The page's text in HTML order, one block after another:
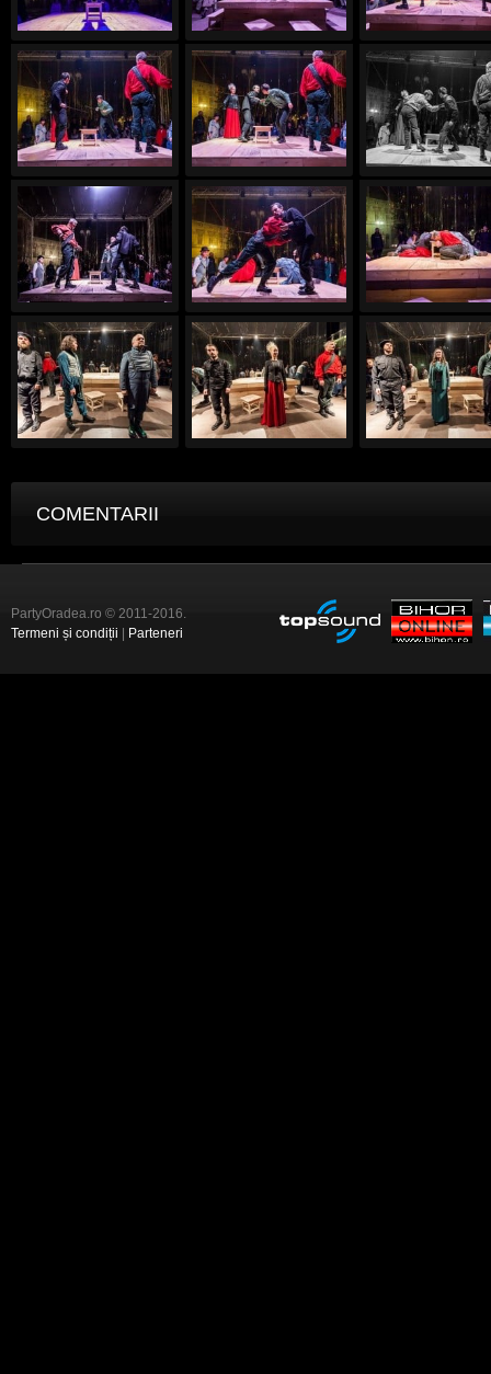
COMENTARII
PartyOradea.ro © 2011-2016.
Termeni și condiții
Parteneri